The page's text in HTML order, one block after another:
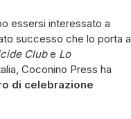
essersi interessato a
successo che lo porta a
Clube Lo
Coconino Press ha
di celebrazione